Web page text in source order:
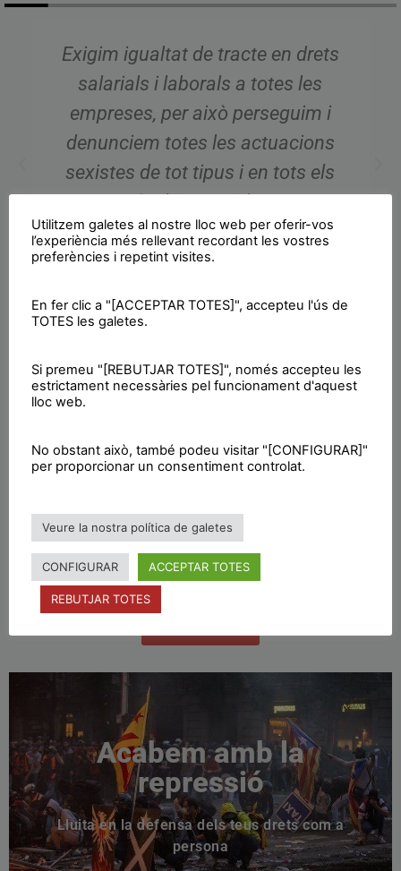
Exigim igualtat de tracte en drets
salarials i laborals a totes les
empreses, per això perseguim i
denunciem totes les actuacions
sexistes de tot tipus i en tots els
àmbits socials.
Projectes
Lluites ecoambientals
Conscienciació nacional al municipi
Ens queda molt per fer
Acabem amb la
repressió
Lluita en la defensa dels teus drets com a
persona
LA LLUITA CONTINUA
Vine i defensa els teus drets amb el nostre projecte
Apunta't
Utilitzem galetes al nostre lloc web per oferir-vos
l’experiència més rellevant recordant les vostres
preferències i repetint visites.
En fer clic a "[ACCEPTAR TOTES]", accepteu l'ús de
TOTES les galetes.
Si premeu "[REBUTJAR TOTES]", només accepteu les
estrictament necessàries pel funcionament d'aquest
lloc web.
No obstant això, també podeu visitar "[CONFIGURAR]"
per proporcionar un consentiment controlat.
Veure la nostra política de galetes
CONFIGURAR ACCEPTAR TOTES
REBUTJAR TOTES